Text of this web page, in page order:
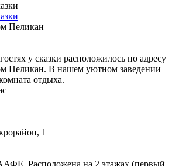
Пеликан
у сказки расположилось по адресу
Пеликан. В нашем уютном заведении
отдыха.
1
Расположена на 2 этажах (первый